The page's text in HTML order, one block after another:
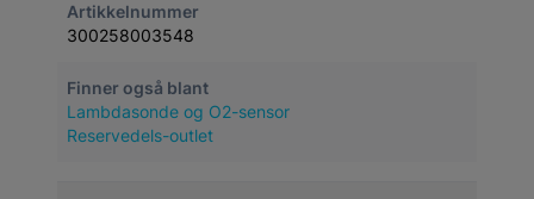
Artikkelnummer
300258003548
Finner også blant
Lambdasonde og O2-sensor
Reservedels-outlet